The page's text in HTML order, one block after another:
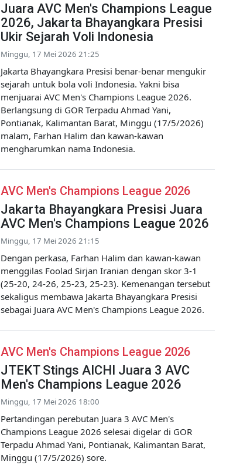
Juara AVC Men's Champions League
2026, Jakarta Bhayangkara Presisi
Ukir Sejarah Voli Indonesia
Minggu, 17 Mei 2026 21:25
Jakarta Bhayangkara Presisi benar-benar mengukir
sejarah untuk bola voli Indonesia. Yakni bisa
menjuarai AVC Men's Champions League 2026.
Berlangsung di GOR Terpadu Ahmad Yani,
Pontianak, Kalimantan Barat, Minggu (17/5/2026)
malam, Farhan Halim dan kawan-kawan
mengharumkan nama Indonesia.
AVC Men's Champions League 2026
Jakarta Bhayangkara Presisi Juara
AVC Men's Champions League 2026
Minggu, 17 Mei 2026 21:15
Dengan perkasa, Farhan Halim dan kawan-kawan
menggilas Foolad Sirjan Iranian dengan skor 3-1
(25-20, 24-26, 25-23, 25-23). Kemenangan tersebut
sekaligus membawa Jakarta Bhayangkara Presisi
sebagai Juara AVC Men's Champions League 2026.
AVC Men's Champions League 2026
JTEKT Stings AICHI Juara 3 AVC
Men's Champions League 2026
Minggu, 17 Mei 2026 18:00
Pertandingan perebutan Juara 3 AVC Men's
Champions League 2026 selesai digelar di GOR
Terpadu Ahmad Yani, Pontianak, Kalimantan Barat,
Minggu (17/5/2026) sore.